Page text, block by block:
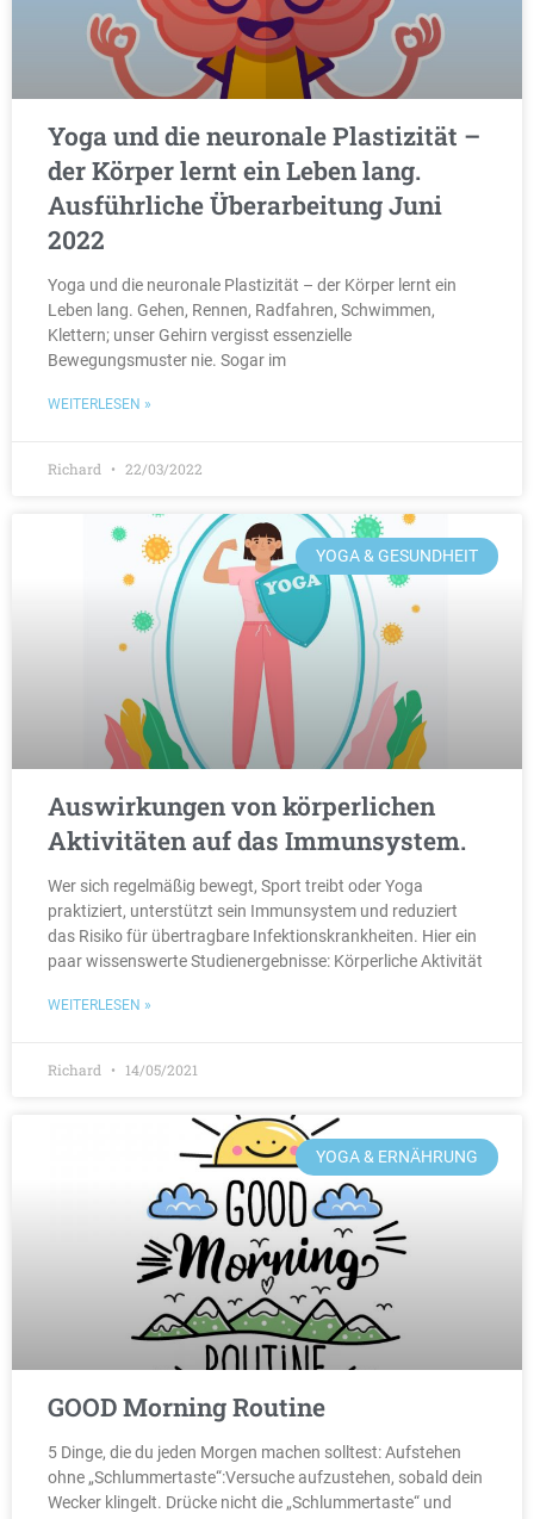
Yoga und die neuronale Plastizität –
der Körper lernt ein Leben lang.
Ausführliche Überarbeitung Juni
2022
Yoga und die neuronale Plastizität – der Körper lernt ein
Leben lang. Gehen, Rennen, Radfahren, Schwimmen,
Klettern; unser Gehirn vergisst essenzielle
Bewegungsmuster nie. Sogar im
WEITERLESEN »
Richard 22/03/2022
YOGA & GESUNDHEIT
Auswirkungen von körperlichen
Aktivitäten auf das Immunsystem.
Wer sich regelmäßig bewegt, Sport treibt oder Yoga
praktiziert, unterstützt sein Immunsystem und reduziert
das Risiko für übertragbare Infektionskrankheiten. Hier ein
paar wissenswerte Studienergebnisse: Körperliche Aktivität
WEITERLESEN »
Richard 14/05/2021
YOGA & ERNÄHRUNG
GOOD Morning Routine
5 Dinge, die du jeden Morgen machen solltest: Aufstehen
ohne „Schlummertaste“:Versuche aufzustehen, sobald dein
Wecker klingelt. Drücke nicht die „Schlummertaste“ und